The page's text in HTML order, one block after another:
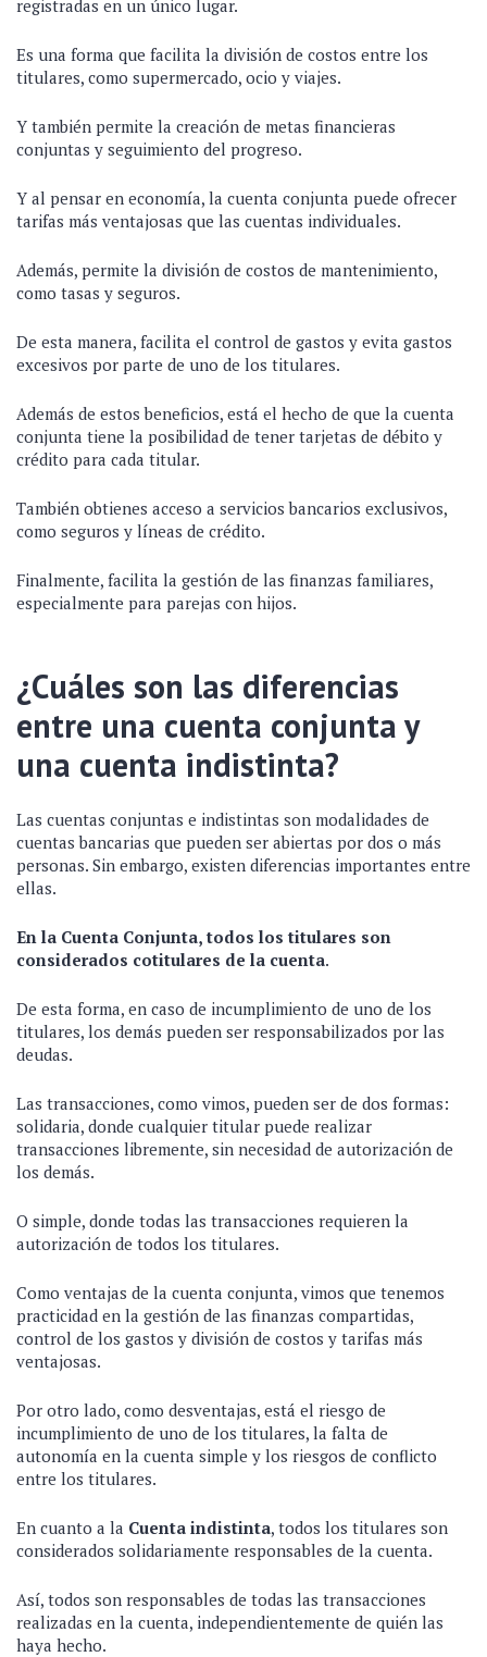
registradas en un único lugar.
Es una forma que facilita la división de costos entre los
titulares, como supermercado, ocio y viajes.
Y también permite la creación de metas financieras
conjuntas y seguimiento del progreso.
Y al pensar en economía, la cuenta conjunta puede ofrecer
tarifas más ventajosas que las cuentas individuales.
Además, permite la división de costos de mantenimiento,
como tasas y seguros.
De esta manera, facilita el control de gastos y evita gastos
excesivos por parte de uno de los titulares.
Además de estos beneficios, está el hecho de que la cuenta
conjunta tiene la posibilidad de tener tarjetas de débito y
crédito para cada titular.
También obtienes acceso a servicios bancarios exclusivos,
como seguros y líneas de crédito.
Finalmente, facilita la gestión de las finanzas familiares,
especialmente para parejas con hijos.
¿Cuáles son las diferencias
entre una cuenta conjunta y
una cuenta indistinta?
Las cuentas conjuntas e indistintas son modalidades de
cuentas bancarias que pueden ser abiertas por dos o más
personas. Sin embargo, existen diferencias importantes entre
ellas.
En la Cuenta Conjunta, todos los titulares son
considerados cotitulares de la cuenta.
De esta forma, en caso de incumplimiento de uno de los
titulares, los demás pueden ser responsabilizados por las
deudas.
Las transacciones, como vimos, pueden ser de dos formas:
solidaria, donde cualquier titular puede realizar
transacciones libremente, sin necesidad de autorización de
los demás.
O simple, donde todas las transacciones requieren la
autorización de todos los titulares.
Como ventajas de la cuenta conjunta, vimos que tenemos
practicidad en la gestión de las finanzas compartidas,
control de los gastos y división de costos y tarifas más
ventajosas.
Por otro lado, como desventajas, está el riesgo de
incumplimiento de uno de los titulares, la falta de
autonomía en la cuenta simple y los riesgos de conflicto
entre los titulares.
En cuanto a la Cuenta indistinta, todos los titulares son
considerados solidariamente responsables de la cuenta.
Así, todos son responsables de todas las transacciones
realizadas en la cuenta, independientemente de quién las
haya hecho.